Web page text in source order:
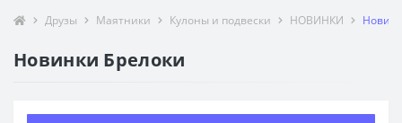
Друзы Маятники Кулоны и подвески НОВИНКИ
Новинки Брелоки